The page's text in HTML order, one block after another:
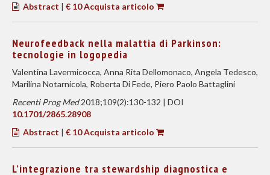
Abstract | € 10 Acquista articolo
Neurofeedback nella malattia di Parkinson:
tecnologie in logopedia
Valentina Lavermicocca, Anna Rita Dellomonaco, Angela Tedesco,
Marilina Notarnicola, Roberta Di Fede, Piero Paolo Battaglini
Recenti Prog Med2018;109(2):130-132 | DOI
10.1701/2865.28908
Abstract | € 10 Acquista articolo
L’integrazione tra stewardship diagnostica e